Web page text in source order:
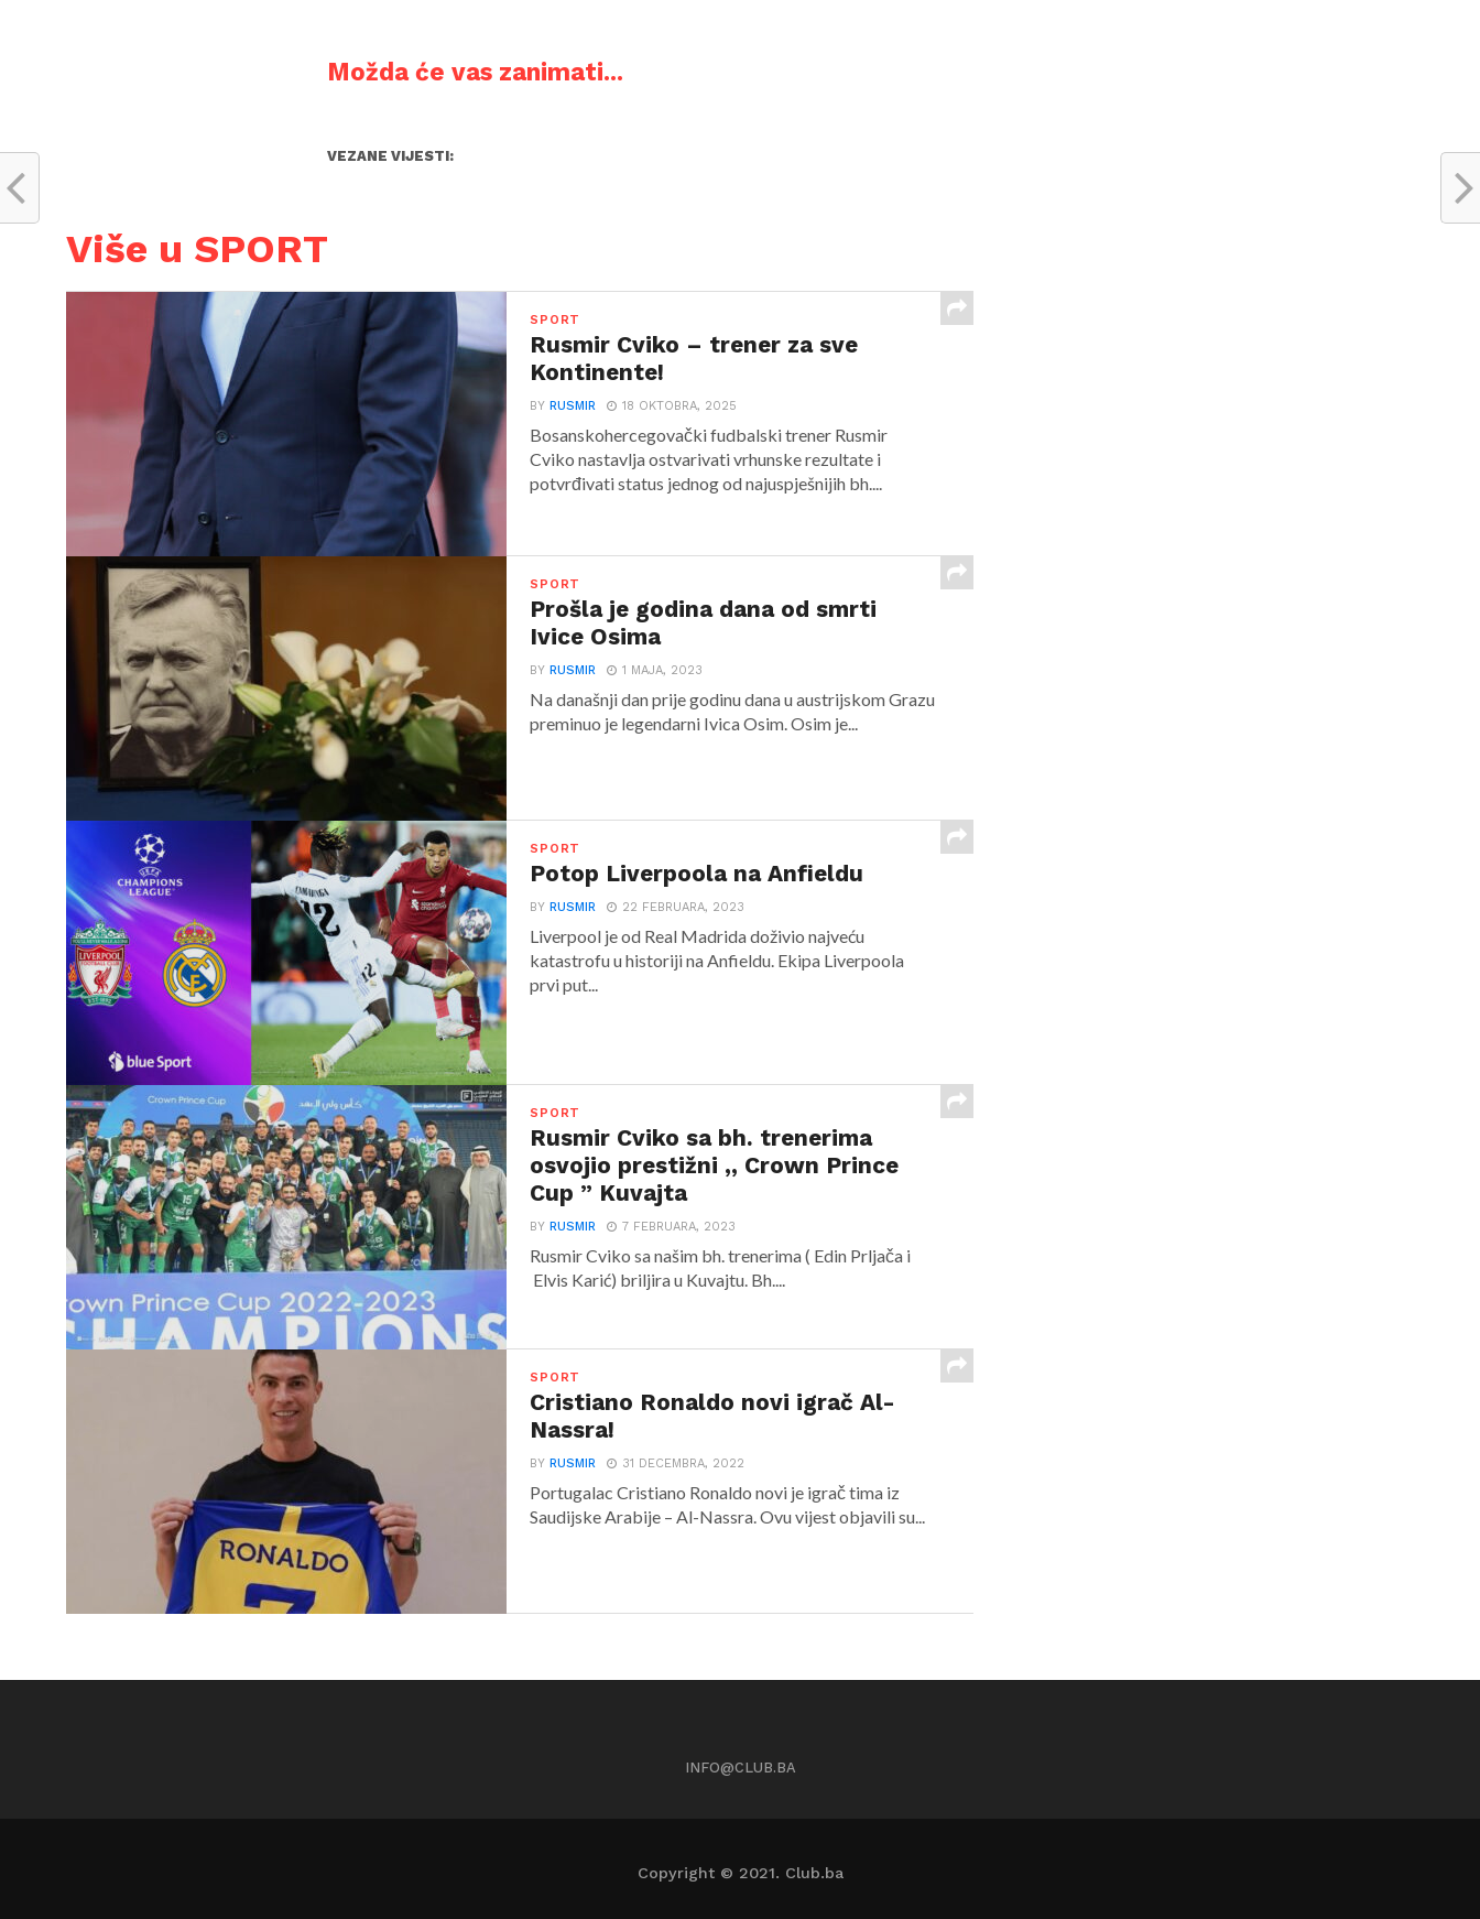
Možda će vas zanimati...
VEZANE VIJESTI:
Više u SPORT
SPORT
Rusmir Cviko – trener za sve
Kontinente!
BYRUSMIR 18 OKTOBRA, 2025
Bosanskohercegovački fudbalski trener Rusmir
Cviko nastavlja ostvarivati vrhunske rezultate i
potvrđivati status jednog od najuspješnijih bh....
SPORT
Prošla je godina dana od smrti
Ivice Osima
BYRUSMIR 1 MAJA, 2023
Na današnji dan prije godinu dana u austrijskom Grazu
preminuo je legendarni Ivica Osim. Osim je...
SPORT
Potop Liverpoola na Anfieldu
BYRUSMIR 22 FEBRUARA, 2023
Liverpool je od Real Madrida doživio najveću
katastrofu u historiji na Anfieldu. Ekipa Liverpoola
prvi put...
SPORT
Rusmir Cviko sa bh. trenerima
osvojio prestižni ,, Crown Prince
Cup ” Kuvajta
BYRUSMIR 7 FEBRUARA, 2023
Rusmir Cviko sa našim bh. trenerima ( Edin Prljača i
Elvis Karić) briljira u Kuvajtu. Bh....
SPORT
Cristiano Ronaldo novi igrač Al-
Nassra!
BYRUSMIR 31 DECEMBRA, 2022
Portugalac Cristiano Ronaldo novi je igrač tima iz
Saudijske Arabije – Al-Nassra. Ovu vijest objavili su...
INFO@CLUB.BA
Copyright © 2021. Club.ba